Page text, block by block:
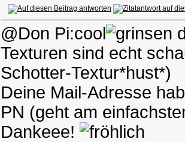
@Don Pi:cool
Texturen sind echt
Schotter-Textur*hust*)
Deine Mail-Adresse
PN (geht am
Dankeee!